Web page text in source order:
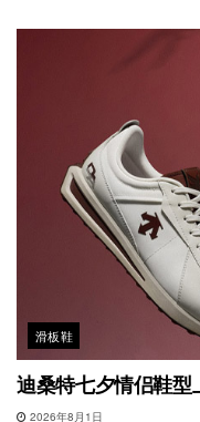
滑板鞋
迪桑特七夕情侣鞋
2026年8月1日